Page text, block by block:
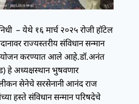
– येथे १६ मार्च २०२५ रोजी हाॅटेल
राज्यस्तरीय संविधान सन्मान
करण्यात आले आहे.डाॅ.अनंत
हे अध्यक्षस्थान भुषवणार
सेनेचे सरसेनानी आनंद राज
हस्ते संविधान सन्मान परिषदेचे